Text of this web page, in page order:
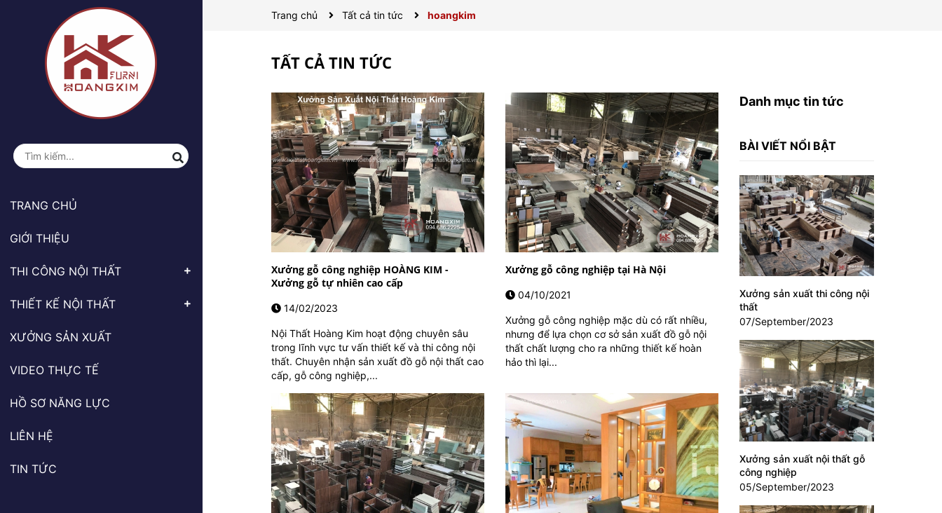
TRANG CHỦ
GIỚI THIỆU
THI CÔNG NỘI THẤT
THIẾT KẾ NỘI THẤT
XƯỞNG SẢN XUẤT
VIDEO THỰC TẾ
HỒ SƠ NĂNG LỰC
LIÊN HỆ
TIN TỨC
Trang chủ Tất cả tin tức hoangkim
TẤT CẢ TIN TỨC
Xưởng gỗ công nghiệp HOÀNG KIM -
Xưởng gỗ tự nhiên cao cấp
14/02/2023
Nội Thất Hoàng Kim hoạt động chuyên sâu
trong lĩnh vực tư vấn thiết kế và thi công nội
thất. Chuyên nhận sản xuất đồ gỗ nội thất cao
cấp, gỗ công nghiệp,...
Xưởng gỗ công nghiệp tại Hà Nội
04/10/2021
Xưởng gỗ công nghiệp mặc dù có rất nhiều,
nhưng để lựa chọn cơ sở sản xuất đồ gỗ nội
thất chất lượng cho ra những thiết kế hoàn
hảo thì lại...
Danh mục tin tức
BÀI VIẾT NỔI BẬT
Xưởng sản xuất thi công nội
thất
07/September/2023
Xưởng sản xuất nội thất gỗ
công nghiệp
05/September/2023